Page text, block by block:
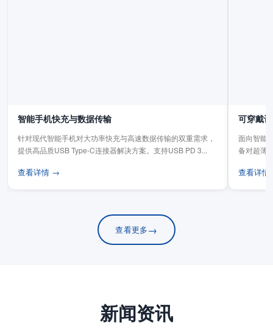
智能手机快充与数据传输
针对现代智能手机对大功率快充与高速数据传输的双重需求，
提供高品质USB Type-C连接器解决方案。支持USB PD 3...
查看详情 →
可穿戴
面向智能
备对超薄
查看详
查看更多→
新闻资讯